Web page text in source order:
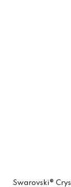
Swarovski®